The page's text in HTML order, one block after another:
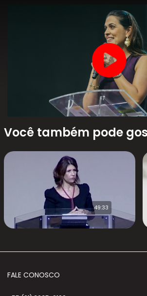
Você também pode
49:33
FALE CONOSCO